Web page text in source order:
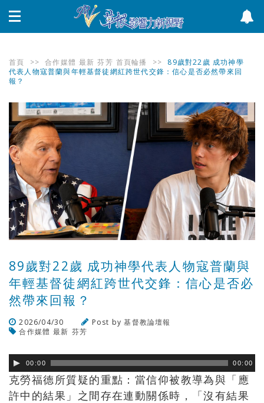
首頁 >> 合作媒體 最新 芬芳 首頁輪播 >>
89歲對22歲 成功神學
代表人物寇普蘭與年輕基督徒網紅跨世代交鋒：信心是否必然帶來回
報？
89歲對22歲 成功神學代表人物寇普蘭與
年輕基督徒網紅跨世代交鋒：信心是否必
然帶來回報？
2026/04/30 Post by基督教論壇報
合作媒體 最新 芬芳
00:00 00:00
克勞福德所質疑的重點：當信仰被教導為與「應
許中的結果」之間存在連動關係時，「沒有結果